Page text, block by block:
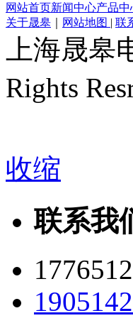
网站首页新闻中心产品中
关于晟皋
网站地图 | 联
上海晟
Rights
收缩
联系我